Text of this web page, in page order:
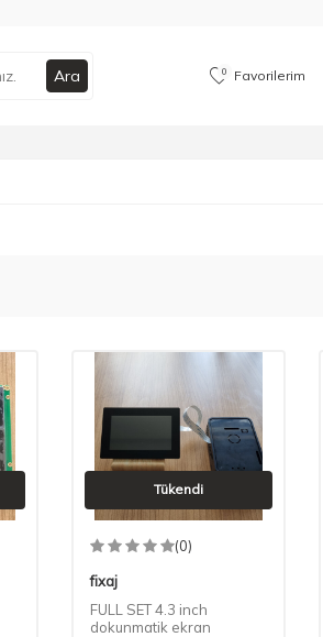
Ara 0 Favorilerim
Tükendi
(0)
fixaj
FULL SET 4.3 inch
dokunmatik ekran